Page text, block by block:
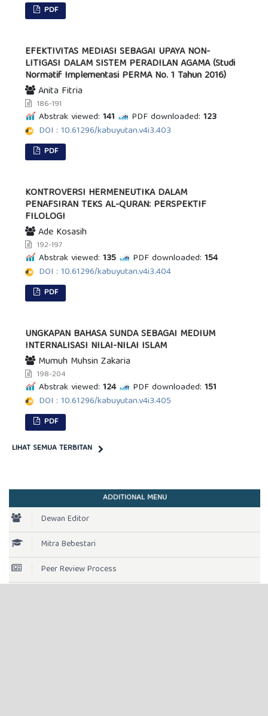
PDF
EFEKTIVITAS MEDIASI SEBAGAI UPAYA NON-
LITIGASI DALAM SISTEM PERADILAN AGAMA (Studi
Normatif Implementasi PERMA No. 1 Tahun 2016)
Anita Fitria
186-191
Abstrak viewed: 141 PDF downloaded: 123
DOI : 10.61296/kabuyutan.v4i3.403
PDF
KONTROVERSI HERMENEUTIKA DALAM
PENAFSIRAN TEKS AL-QURAN: PERSPEKTIF
FILOLOGI
Ade Kosasih
192-197
Abstrak viewed: 135 PDF downloaded: 154
DOI : 10.61296/kabuyutan.v4i3.404
PDF
UNGKAPAN BAHASA SUNDA SEBAGAI MEDIUM
INTERNALISASI NILAI-NILAI ISLAM
Mumuh Muhsin Zakaria
198-204
Abstrak viewed: 124 PDF downloaded: 151
DOI : 10.61296/kabuyutan.v4i3.405
PDF
LIHAT SEMUA TERBITAN
ADDITIONAL MENU
Dewan Editor
Mitra Bebestari
Peer Review Process